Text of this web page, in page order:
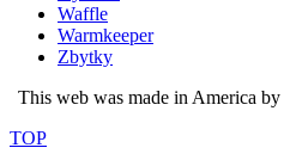
Waffle
Warmkeeper
Zbytky
This web was made in America by
TOP